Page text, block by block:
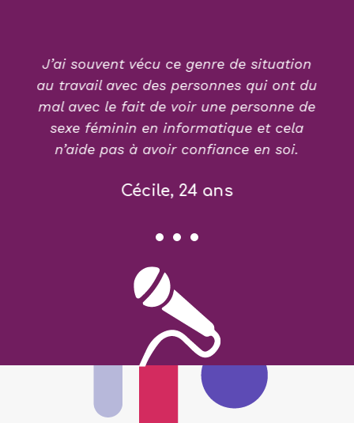
J’ai souvent vécu ce genre de situation
au travail avec des personnes qui ont du
mal avec le fait de voir une personne de
sexe féminin en informatique et cela
n’aide pas à avoir confiance en soi.
Cécile, 24 ans